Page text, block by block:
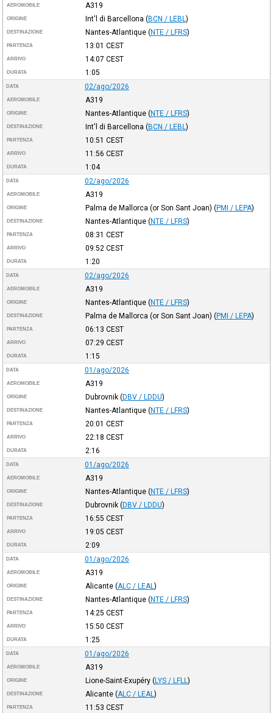
AEROMOBILE A319
ORIGINE Int'l di Barcellona (BCN / LEBL )
DESTINAZIONE Nantes-Atlantique (NTE / LFRS)
PARTENZA 13:01 CEST
ARRIVO 14:07 CEST
DURATA 1:05
DATA 02/ago/2026
AEROMOBILE A319
ORIGINE Nantes-Atlantique (NTE / LFRS)
DESTINAZIONE Int'l di Barcellona (BCN / LEBL )
PARTENZA 10:51 CEST
ARRIVO 11:56 CEST
DURATA 1:04
DATA 02/ago/2026
AEROMOBILE A319
ORIGINE Palma de Mallorca (or Son Sant Joan) (PMI / LEPA)
DESTINAZIONE Nantes-Atlantique (NTE / LFRS)
PARTENZA 08:31 CEST
ARRIVO 09:52 CEST
DURATA 1:20
DATA 02/ago/2026
AEROMOBILE A319
ORIGINE Nantes-Atlantique (NTE / LFRS)
DESTINAZIONE Palma de Mallorca (or Son Sant Joan) (PMI / LEPA)
PARTENZA 06:13 CEST
ARRIVO 07:29 CEST
DURATA 1:15
DATA 01/ago/2026
AEROMOBILE A319
ORIGINE Dubrovnik (DBV / LDDU)
DESTINAZIONE Nantes-Atlantique (NTE / LFRS)
PARTENZA 20:01 CEST
ARRIVO 22:18 CEST
DURATA 2:16
DATA 01/ago/2026
AEROMOBILE A319
ORIGINE Nantes-Atlantique (NTE / LFRS)
DESTINAZIONE Dubrovnik (DBV / LDDU)
PARTENZA 16:55 CEST
ARRIVO 19:05 CEST
DURATA 2:09
DATA 01/ago/2026
AEROMOBILE A319
ORIGINE Alicante (ALC / LEAL )
DESTINAZIONE Nantes-Atlantique (NTE / LFRS)
PARTENZA 14:25 CEST
ARRIVO 15:50 CEST
DURATA 1:25
DATA 01/ago/2026
AEROMOBILE A319
ORIGINE Lione-Saint-Exupéry (LYS / LFLL )
DESTINAZIONE Alicante (ALC / LEAL )
PARTENZA 11:53 CEST